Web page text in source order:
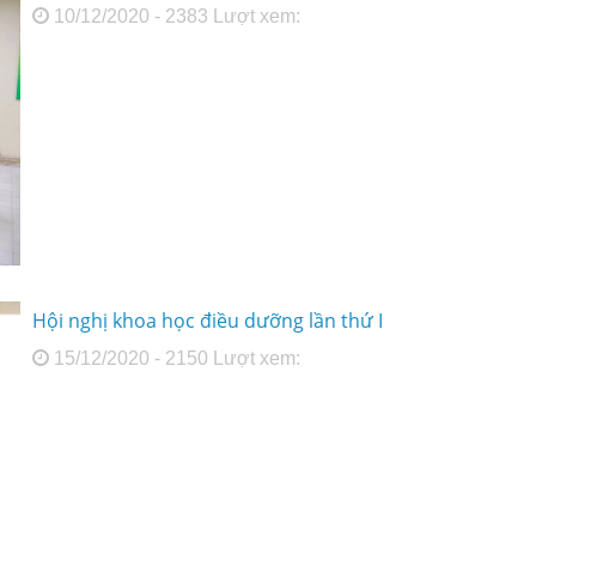
10/12/2020 - 2383 Lượt xem:
Hội nghị khoa học điều dưỡng lần thứ I
15/12/2020 - 2150 Lượt xem: